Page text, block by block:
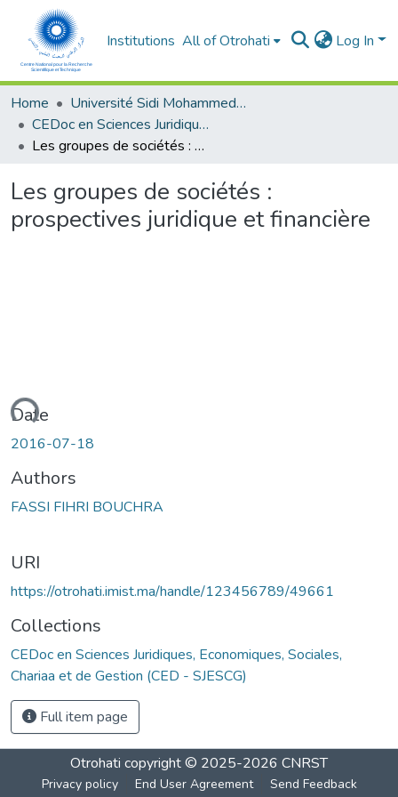
Institutions All of Otrohati Log In
Home
Université Sidi Mohammed Ben Abdellah - Fès
CEDoc en Sciences Juridiques, Economiques, Sociales, Chariaa et de Gestion (CED - SJESCG)
Les groupes de sociétés : prospectives juridique et financière
Les groupes de sociétés :
prospectives juridique et financière
Date
2016-07-18
Authors
FASSI FIHRI BOUCHRA
URI
https://otrohati.imist.ma/handle/123456789/49661
Collections
CEDoc en Sciences Juridiques, Economiques, Sociales,
Chariaa et de Gestion (CED - SJESCG)
Full item page
Otrohati copyright © 2025-2026 CNRST
Privacy policy End User Agreement Send Feedback